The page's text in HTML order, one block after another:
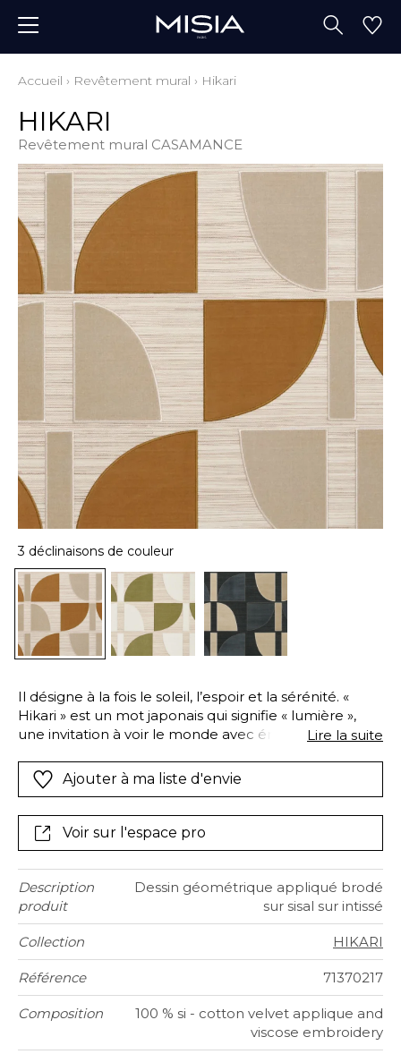
Accueil › Revêtement mural › Hikari
HIKARI
Revêtement mural CASAMANCE
3 déclinaisons de couleur
Il désigne à la fois le soleil, l’espoir et la sérénité. «
Hikari » est un mot japonais qui signifie « lumière »,
une invitation à voir le monde avec émerveillement.
sisal à la douceur du velours et la technique de
l’appliqué à celle de la broderie. Dessiné par nos
découpés à une base sisal ; ils seront ensuite
rebrodés pour souligner la beauté de leurs formes.
Le contraste des matières assure à HIKARI un visuel
inédit pour une présence unique. HIKARI est
proposé en trois coloris associés : noir et taupe, beige
et ocre, beige et kaki.
Lire la suite
Ajouter à ma liste d'envie
Voir sur l'espace pro
Description
produit
Dessin géométrique appliqué brodé
sur sisal sur intissé
Collection HIKARI
Référence 71370217
Composition
100 % si - cotton velvet applique and
viscose embroidery